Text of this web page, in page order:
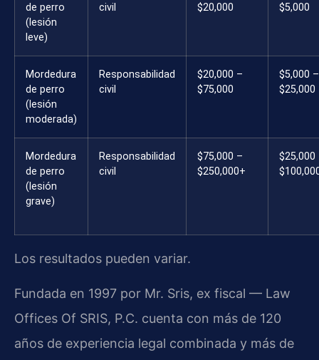
de perro
(lesión
leve)
civil
$20,000
$5,000
Mordedura
de perro
(lesión
moderada)
Responsabilidad
civil
$20,000 –
$75,000
$5,000 –
$25,000
Mordedura
de perro
(lesión
grave)
Responsabilidad
civil
$75,000 –
$250,000+
$25,000
Los resultados pueden variar.
Fundada en 1997 por Mr. Sris, ex fiscal — Law
Offices Of SRIS, P.C. cuenta con más de 120
años de experiencia legal combinada y más de